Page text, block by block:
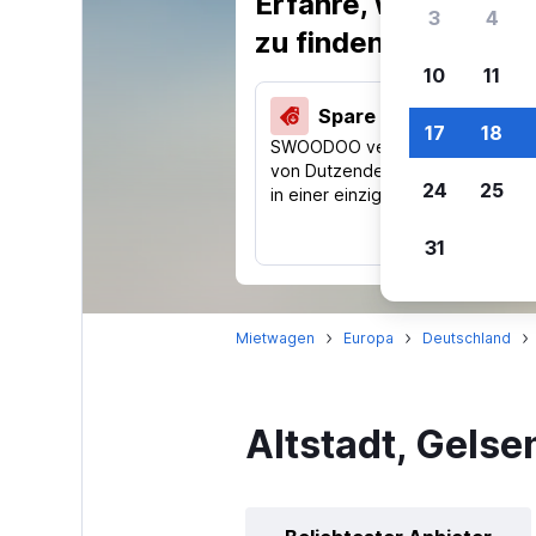
zu finden.
Spare 44 % und mehr
SWOODOO vergleicht Preise
von Dutzenden Reise-Websites
in einer einzigen Suche.
Mietwagen Europa Deutschland
Altstadt,
3 4
10 11
17 18
24 25
31